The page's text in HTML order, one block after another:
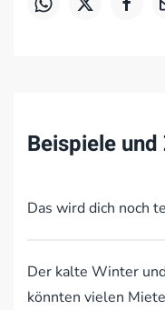
Beispiele
Das wird dich noch
Der kalte Winter
könnten vielen